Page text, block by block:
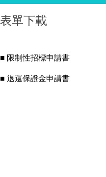
表單下載
■ 限制性招標申請書
■ 退還保證金申請書